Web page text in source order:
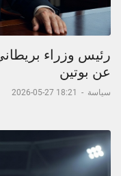
رئيس وزراء
عن بوتين
سياسة -
18:21 27-05-2026